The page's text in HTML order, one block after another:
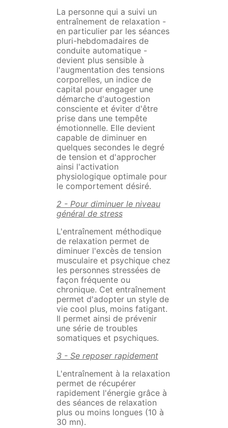
La personne qui a suivi un
entraînement de relaxation -
en particulier par les séances
pluri-hebdomadaires de
conduite automatique -
devient plus sensible à
l'augmentation des tensions
corporelles, un indice de
capital pour engager une
démarche d'autogestion
consciente et éviter d'être
prise dans une tempête
émotionnelle. Elle devient
capable de diminuer en
quelques secondes le degré
de tension et d'approcher
ainsi l'activation
physiologique optimale pour
le comportement désiré.
2 - Pour diminuer le niveau
général de stress
L'entraînement méthodique
de relaxation permet de
diminuer l'excès de tension
musculaire et psychique chez
les personnes stressées de
façon fréquente ou
chronique. Cet entraînement
permet d'adopter un style de
vie cool plus, moins fatigant.
Il permet ainsi de prévenir
une série de troubles
somatiques et psychiques.
3 - Se reposer rapidement
L'entraînement à la relaxation
permet de récupérer
rapidement l'énergie grâce à
des séances de relaxation
plus ou moins longues (10 à
30 mn).